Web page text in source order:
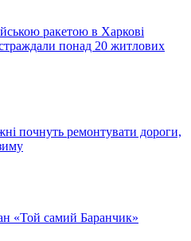
ракетою в Харкові
понад 20 житлових
почнуть ремонтувати дороги,
«Той самий Баранчик»